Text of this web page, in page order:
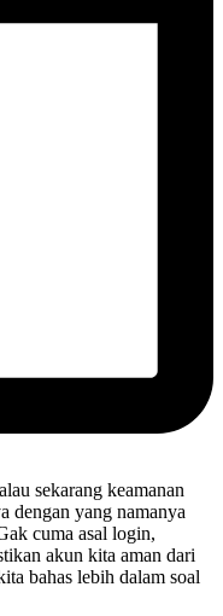
sekarang keamanan
dengan yang namanya
cuma asal login,
akun kita aman dari
bahas lebih dalam soal